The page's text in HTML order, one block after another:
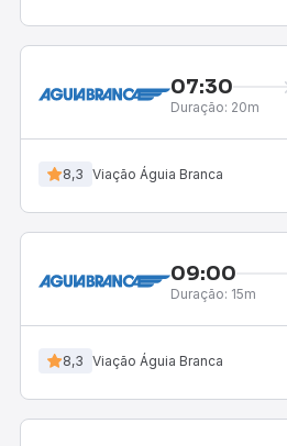
07:30
Duração: 20m
8,3 Viação Águia Branca
09:00
Duração: 15m
8,3 Viação Águia Branca